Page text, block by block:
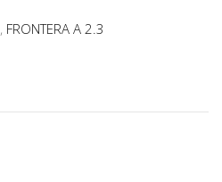
, FRONTERA A 2.3